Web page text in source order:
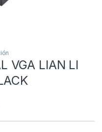
VGA LIAN LI